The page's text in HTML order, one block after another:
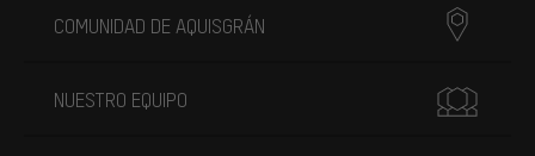
COMUNIDAD DE AQUISGRÁN
NUESTRO EQUIPO